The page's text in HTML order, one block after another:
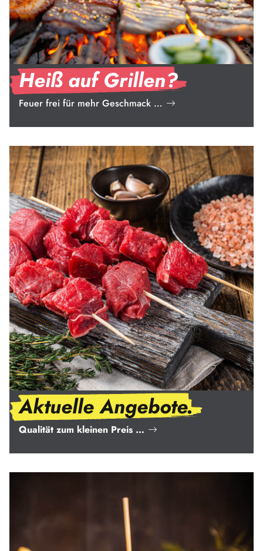
Heiß auf Grillen?
Feuer frei für mehr Geschmack …
Aktuelle Angebote.
Qualität zum kleinen Preis …